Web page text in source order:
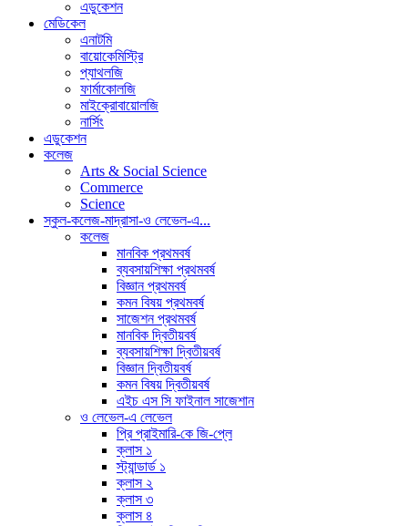
এডুকেশন
মেডিকেল
এনাটমি
বায়োকেমিস্ট্রি
প্যাথলজি
ফার্মাকোলজি
মাইক্রোবায়োলজি
নার্সিং
এডুকেশন
কলেজ
Arts & Social Science
Commerce
Science
স্কুল-কলেজ-মাদ্রাসা-ও লেভেল-এ...
কলেজ
মানবিক প্রথমবর্ষ
ব্যবসায়শিক্ষা প্রথমবর্ষ
বিজ্ঞান প্রথমবর্ষ
কমন বিষয় প্রথমবর্ষ
সাজেশন প্রথমবর্ষ
মানবিক দ্বিতীয়বর্ষ
ব্যবসায়শিক্ষা দ্বিতীয়বর্ষ
বিজ্ঞান দ্বিতীয়বর্ষ
কমন বিষয় দ্বিতীয়বর্ষ
এইচ এস সি ফাইনাল সাজেশান
ও লেভেল-এ লেভেল
প্রি প্রাইমারি-কে জি-প্লে
ক্লাস ১
স্ট্যান্ডার্ড ১
ক্লাস ২
ক্লাস ৩
ক্লাস ৪